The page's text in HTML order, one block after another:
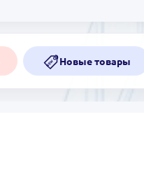
NEW Новые товары